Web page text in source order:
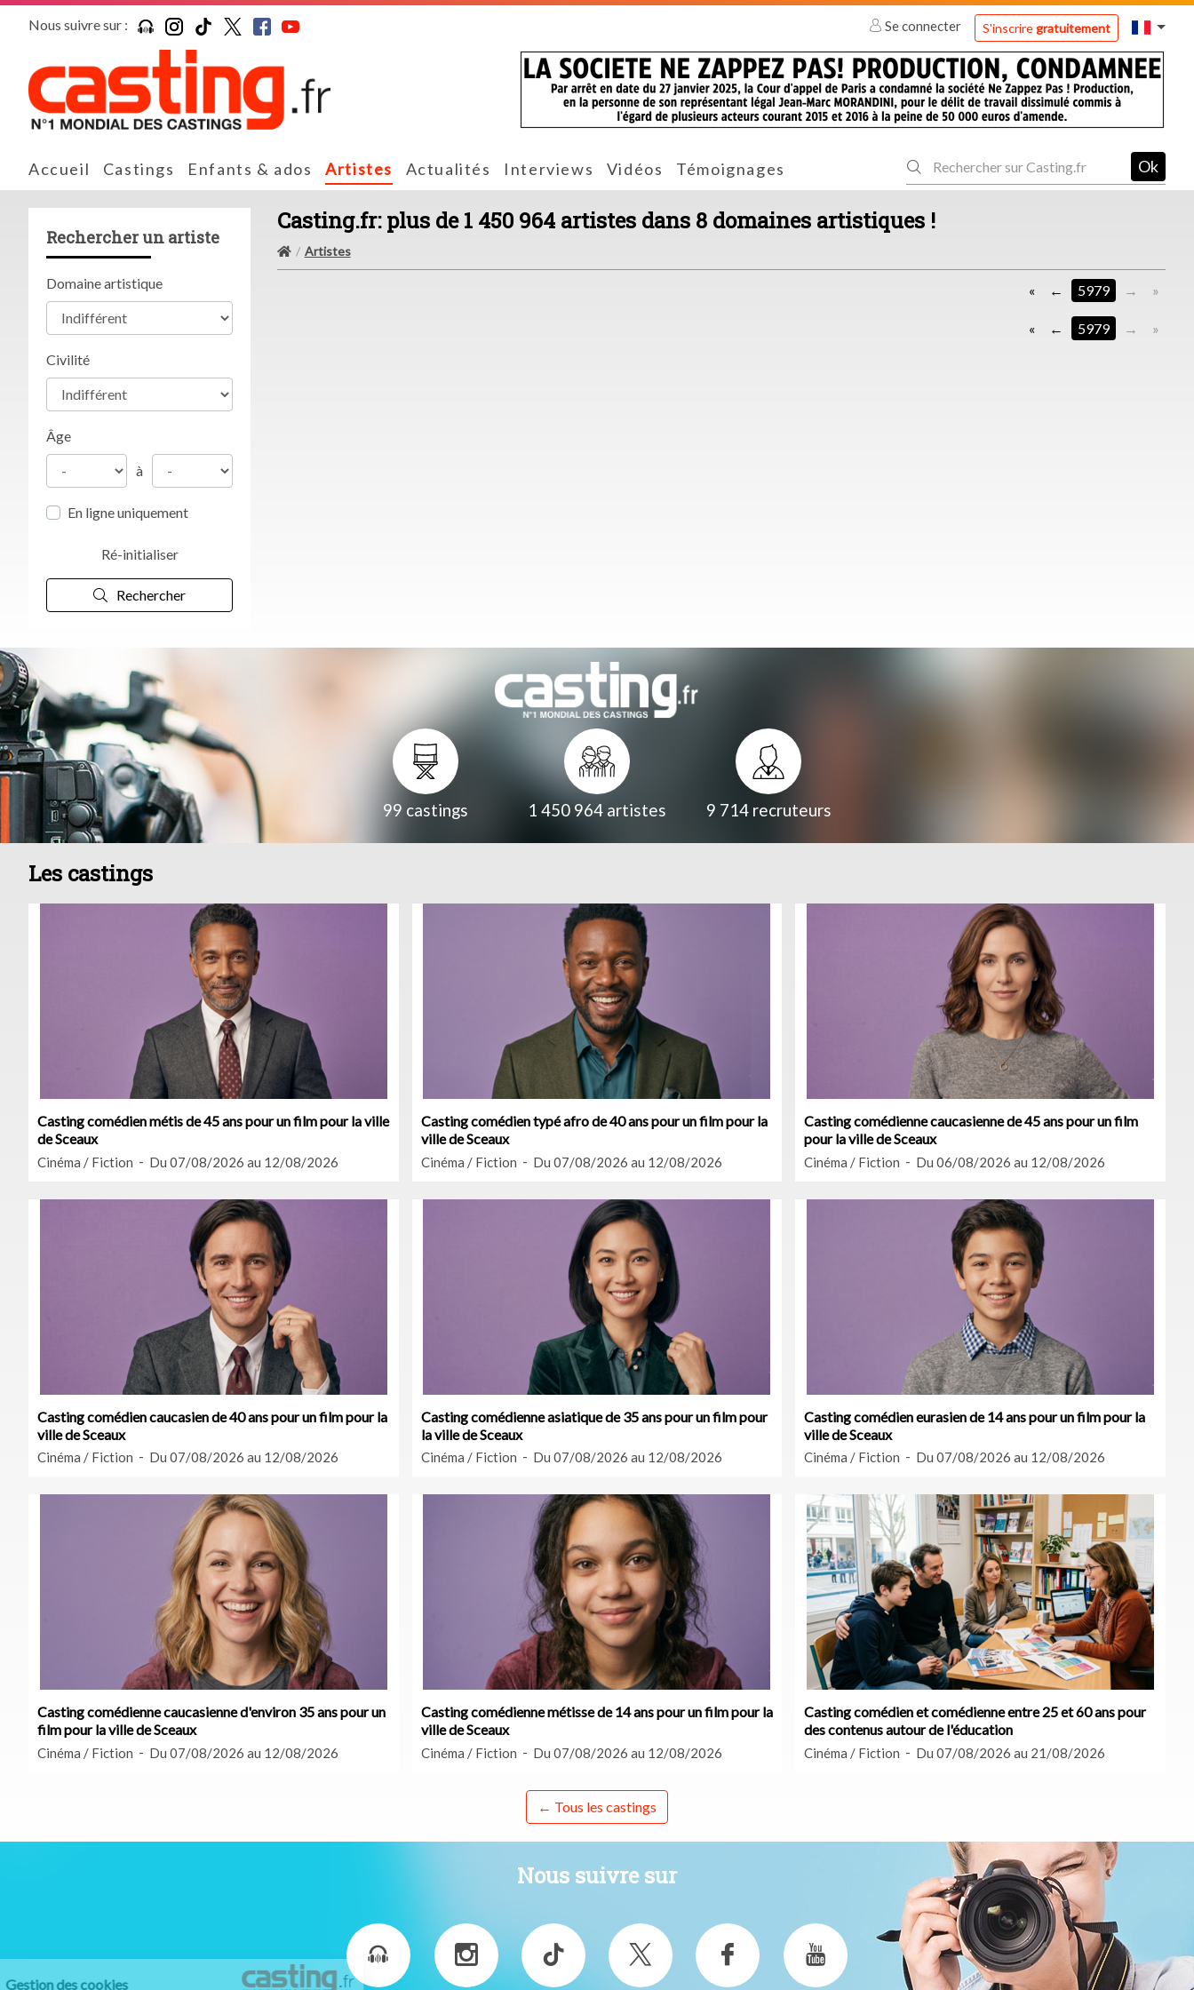
Nous suivre sur : Se connecter S'inscriregratuitement
Accueil Castings Enfants & ados Artistes Actualités Interviews Vidéos Témoignages Ok
Rechercher un artiste
Domaine artistique
Civilité
Âge
à
En ligne uniquement
Ré-initialiser
Rechercher
Casting.fr: plus de 1 450 964 artistes dans 8 domaines artistiques !
Artistes
« 5979 »
« 5979 »
99 castings 1 450 964 artistes 9 714 recruteurs
Les castings
Casting comédien métis de 45 ans pour un film pour la ville
de Sceaux
Cinéma / Fiction Du 07/08/2026 au 12/08/2026
Casting comédien typé afro de 40 ans pour un film pour la
ville de Sceaux
Cinéma / Fiction Du 07/08/2026 au 12/08/2026
Casting comédienne caucasienne de 45 ans pour un film
pour la ville de Sceaux
Cinéma / Fiction Du 06/08/2026 au 12/08/2026
Casting comédien caucasien de 40 ans pour un film pour la
ville de Sceaux
Cinéma / Fiction Du 07/08/2026 au 12/08/2026
Casting comédienne asiatique de 35 ans pour un film pour
la ville de Sceaux
Cinéma / Fiction Du 07/08/2026 au 12/08/2026
Casting comédien eurasien de 14 ans pour un film pour la
ville de Sceaux
Cinéma / Fiction Du 07/08/2026 au 12/08/2026
Casting comédienne caucasienne d'environ 35 ans pour un
film pour la ville de Sceaux
Cinéma / Fiction Du 07/08/2026 au 12/08/2026
Casting comédienne métisse de 14 ans pour un film pour la
ville de Sceaux
Cinéma / Fiction Du 07/08/2026 au 12/08/2026
Casting comédien et comédienne entre 25 et 60 ans pour
des contenus autour de l'éducation
Cinéma / Fiction Du 07/08/2026 au 21/08/2026
← Tous les castings
Nous suivre sur
Gestion des cookies